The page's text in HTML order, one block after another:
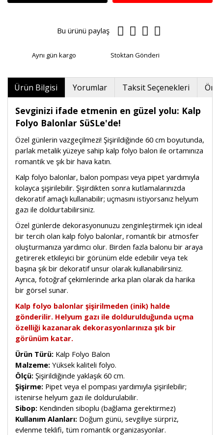
Bu ürünü paylaş
Aynı gün kargo Stoktan Gönderi
Ürün Bilgisi Yorumlar Taksit Seçenekleri
Sevginizi ifade etmenin en güzel yolu: Kalp
Folyo Balonlar SüSLe'de!
Özel günlerin vazgeçilmezi! Şişirildiğinde 60 cm boyutunda,
parlak metalik yüzeye sahip kalp folyo balon ile ortamınıza
romantik ve şık bir hava katın.
Kalp folyo balonlar, balon pompası veya pipet yardımıyla
kolayca şişirilebilir. Şişirdikten sonra kutlamalarınızda
dekoratif amaçlı kullanabilir; uçmasını istiyorsanız helyum
gazı ile doldurtabilirsiniz.
Özel günlerde dekorasyonunuzu zenginleştirmek için ideal
bir tercih olan kalp folyo balonlar, romantik bir atmosfer
oluşturmanıza yardımcı olur. Birden fazla balonu bir araya
getirerek etkileyici bir görünüm elde edebilir veya tek
başına şık bir dekoratif unsur olarak kullanabilirsiniz.
Ayrıca, fotoğraf çekimlerinde arka plan olarak da harika
bir görsel sunar.
Kalp folyo balonlar şişirilmeden (inik) halde
gönderilir. Helyum gazı ile doldurulduğunda uçma
özelliği kazanarak dekorasyonlarınıza şık bir
görünüm katar.
Ürün Türü: Kalp Folyo Balon
Malzeme: Yüksek kaliteli folyo.
Ölçü: Şişirildiğinde yaklaşık 60 cm.
Şişirme: Pipet veya el pompası yardımıyla şişirilebilir;
istenirse helyum gazı ile doldurulabilir.
Sibop: Kendinden siboplu (bağlama gerektirmez)
Kullanım Alanları: Doğum günü, sevgiliye sürpriz,
evlenme teklifi, tüm romantik organizasyonlar.